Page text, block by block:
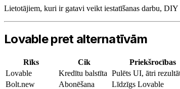
Lietotājiem, kuri ir gatavi veikt iestatīšanas darbu,
Lovable pret alternatīvām
Rīks Cik Priekšrocības
Lovable
Kredītu balstīta Pulēts UI, ātri
Bolt.new
Abonēšana Līdzīgs Lovable